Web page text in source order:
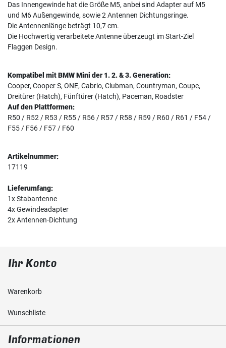
Das Innengewinde hat die Größe M5, anbei sind Adapter auf M5
und M6 Außengewinde, sowie 2 Antennen Dichtungsringe.
Die Antennenlänge beträgt 10,7 cm.
Die Hochwertig verarbeitete Antenne überzeugt im Start-Ziel
Flaggen Design.
Kompatibel mit BMW Mini der 1. 2. & 3. Generation:
Cooper, Cooper S, ONE, Cabrio, Clubman, Countryman, Coupe,
Dreitürer (Hatch), Fünftürer (Hatch), Paceman, Roadster
Auf den Plattformen:
R50 / R52 / R53 / R55 / R56 / R57 / R58 / R59 / R60 / R61 / F54 /
F55 / F56 / F57 / F60
Artikelnummer:
17119
Lieferumfang:
1x Stabantenne
4x Gewindeadapter
2x Antennen-Dichtung
Ihr Konto
Warenkorb
Wunschliste
Informationen